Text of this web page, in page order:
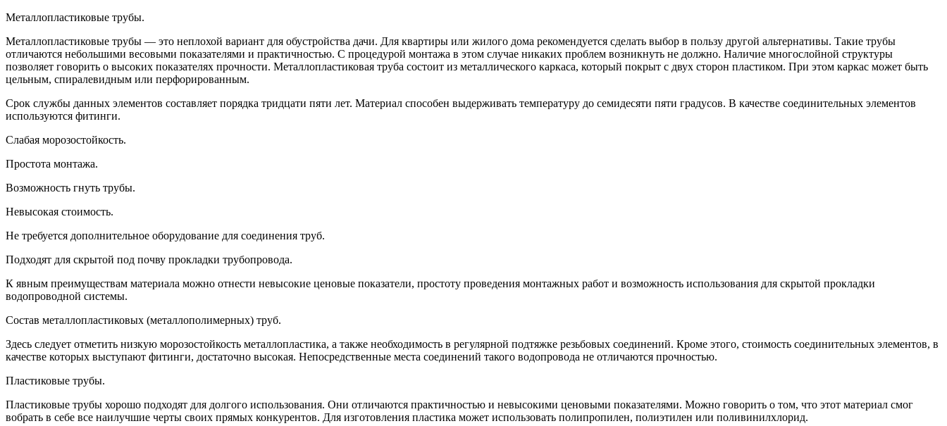
Металлопластиковые трубы.
Металлопластиковые трубы — это неплохой вариант для обустройства дачи. Для квартиры или жилого дома рекомендуется сделать выбор в пользу другой альтернативы. Такие трубы
отличаются небольшими весовыми показателями и практичностью. С процедурой монтажа в этом случае никаких проблем возникнуть не должно. Наличие многослойной структуры
позволяет говорить о высоких показателях прочности. Металлопластиковая труба состоит из металлического каркаса, который покрыт с двух сторон пластиком. При этом каркас может быть
цельным, спиралевидным или перфорированным.
Срок службы данных элементов составляет порядка тридцати пяти лет. Материал способен выдерживать температуру до семидесяти пяти градусов. В качестве соединительных элементов
используются фитинги.
Слабая морозостойкость.
Простота монтажа.
Возможность гнуть трубы.
Невысокая стоимость.
Не требуется дополнительное оборудование для соединения труб.
Подходят для скрытой под почву прокладки трубопровода.
К явным преимуществам материала можно отнести невысокие ценовые показатели, простоту проведения монтажных работ и возможность использования для скрытой прокладки
водопроводной системы.
Состав металлопластиковых (металлополимерных) труб.
Здесь следует отметить низкую морозостойкость металлопластика, а также необходимость в регулярной подтяжке резьбовых соединений. Кроме этого, стоимость соединительных элементов, в
качестве которых выступают фитинги, достаточно высокая. Непосредственные места соединений такого водопровода не отличаются прочностью.
Пластиковые трубы.
Пластиковые трубы хорошо подходят для долгого использования. Они отличаются практичностью и невысокими ценовыми показателями. Можно говорить о том, что этот материал смог
вобрать в себе все наилучшие черты своих прямых конкурентов. Для изготовления пластика может использовать полипропилен, полиэтилен или поливинилхлорид.